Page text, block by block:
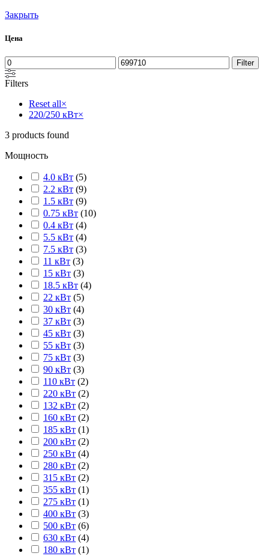
Закрыть
Цена
Filter
Filters
Reset all×
220/250 кВт×
3 products found
Мощность
4.0 кВт (5)
2.2 кВт (9)
1.5 кВт (9)
0.75 кВт (10)
0.4 кВт (4)
5.5 кВт (4)
7.5 кВт (3)
11 кВт (3)
15 кВт (3)
18.5 кВт (4)
22 кВт (5)
30 кВт (4)
37 кВт (3)
45 кВт (3)
55 кВт (3)
75 кВт (3)
90 кВт (3)
110 кВт (2)
220 кВт (2)
132 кВт (2)
160 кВт (2)
185 кВт (1)
200 кВт (2)
250 кВт (4)
280 кВт (2)
315 кВт (2)
355 кВт (1)
275 кВт (1)
400 кВт (3)
500 кВт (6)
630 кВт (4)
180 кВт (1)